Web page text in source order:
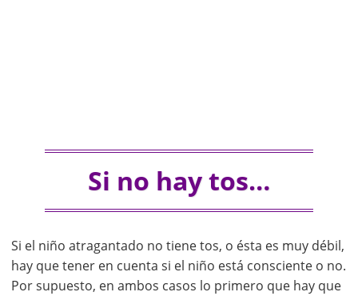
Si no hay tos…
Si el niño atragantado no tiene tos, o ésta es muy débil,
hay que tener en cuenta si el niño está consciente o no.
Por supuesto, en ambos casos lo primero que hay que